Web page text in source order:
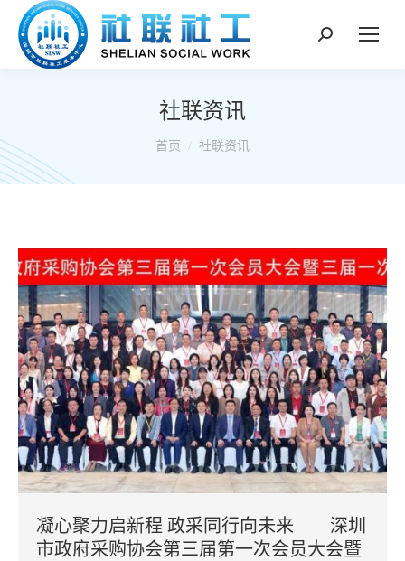
搜
社联资讯
你在这里：
首页 社联资讯
凝心聚力启新程 政采同行向未来——深圳
市政府采购协会第三届第一次会员大会暨